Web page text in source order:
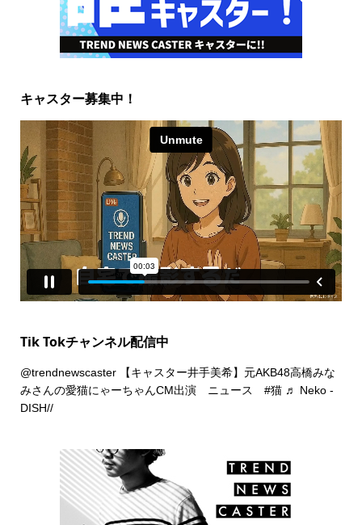
キャスター募集中！
Tik Tokチャンネル配信中
@trendnewscaster【キャスター井手美希】元AKB48高橋みな
みさんの愛猫にゃーちゃんCM出演 ニュース #猫 ♬ Neko -
DISH//